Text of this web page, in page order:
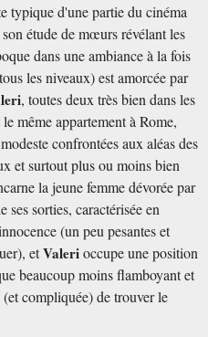
typique d'une partie du cinéma
étude de mœurs révélant les
dans une ambiance à la fois
les niveaux) est amorcée par
, toutes deux très bien dans les
même appartement à Rome,
confrontées aux aléas des
et surtout plus ou moins bien
la jeune femme dévorée par
ses sorties, caractérisée en
(un peu pesantes et
etValerioccupe une position
beaucoup moins flamboyant et
compliquée) de trouver le